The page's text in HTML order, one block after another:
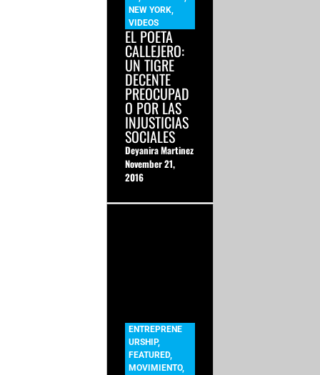
NEW YORK,
VIDEOS
EL POETA
CALLEJERO:
UN TIGRE
DECENTE
PREOCUPAD
O POR LAS
INJUSTICIAS
SOCIALES
Deyanira Martinez
November 21,
2016
ENTREPRENE
URSHIP,
FEATURED,
MOVIMIENTO,